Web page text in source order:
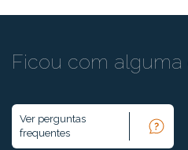
Ficou com alguma
Ver perguntas
frequentes